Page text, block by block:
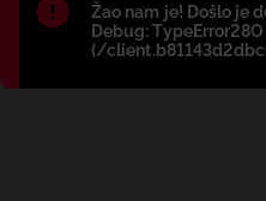
Błąd:
Žao nam je! Došlo je
Debug:
(/